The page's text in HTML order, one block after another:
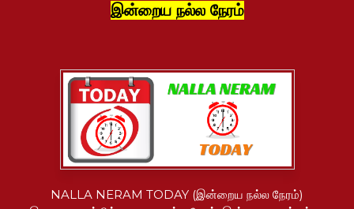
இன்றைய நல்ல நேரம்
NALLA NERAM TODAY (இன்றைய நல்ல நேரம்)